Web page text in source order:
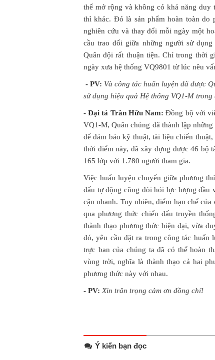
thể mở rộng và không có khả năng
thì khác. Đó là sản phẩm hoàn toàn
nghiên cứu và thay đổi mỗi ngày một
cầu trao đổi giữa những người sử
Quân đội rất thuận tiện. Chỉ trong thời
ngày xưa hệ thống VQ9801 từ lúc nêu
- PV: Và công tác huấn luyện đã được
sử dụng hiệu quả Hệ thống VQ1-M
- Đại tá Trần Hữu Nam:Đồng bộ với
VQ1-M, Quân chủng đã thành lập
để đảm bảo kỹ thuật, tài liệu chiến
thời điểm này, đã xây dựng được 46 bộ
165 lớp với 1.780 người tham gia.
Việc huấn luyện chuyển giữa phương
đấu tự động cũng đòi hỏi lực lượng đầu
cận nhanh. Tuy nhiên, điểm hạn chế
qua phương thức chiến đấu truyền
thành thạo phương thức hiện đại, vừa
đó, yêu cầu đặt ra trong công tác
trực ban của chúng ta đã có thể hoàn
vùng trời, nghĩa là thành thạo cả hai
phương thức này với nhau.
- PV: Xin trân trọng cảm ơn đồng chí!
Ý kiến bạn đọc